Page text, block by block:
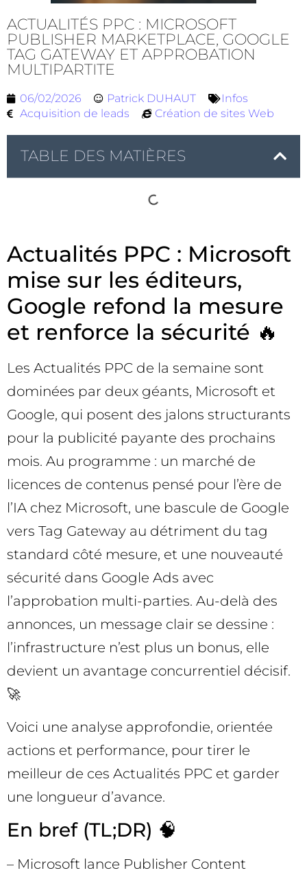
ACTUALITÉS PPC : MICROSOFT
PUBLISHER MARKETPLACE, GOOGLE
TAG GATEWAY ET APPROBATION
MULTIPARTITE
06/02/2026 Patrick DUHAUT
Infos
Acquisition de leads
Création de sites Web
TABLE DES MATIÈRES
Actualités PPC : Microsoft
mise sur les éditeurs,
Google refond la mesure
et renforce la sécurité 🔥
Les Actualités PPC de la semaine sont
dominées par deux géants, Microsoft et
Google, qui posent des jalons structurants
pour la publicité payante des prochains
mois. Au programme : un marché de
licences de contenus pensé pour l’ère de
l’IA chez Microsoft, une bascule de Google
vers Tag Gateway au détriment du tag
standard côté mesure, et une nouveauté
sécurité dans Google Ads avec
l’approbation multi-parties. Au-delà des
annonces, un message clair se dessine :
l’infrastructure n’est plus un bonus, elle
devient un avantage concurrentiel décisif.
🚀
Voici une analyse approfondie, orientée
actions et performance, pour tirer le
meilleur de ces Actualités PPC et garder
une longueur d’avance.
En bref (TL;DR) 🧠
– Microsoft lance Publisher Content